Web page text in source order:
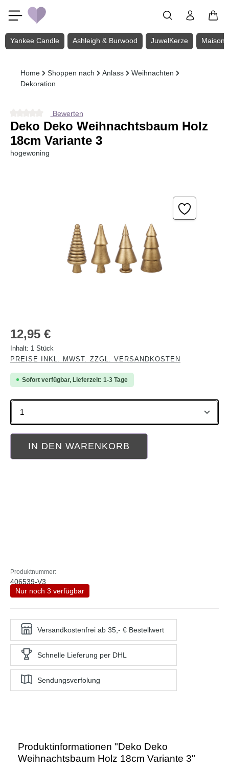
Zum Hauptinhalt springen
Yankee Candle Ashleigh & Burwood JuwelKerze Maison
Home Shoppen nach Anlass
Weihnachten
Dekoration
Durchschnittliche Bewertung von 0 von 5 Sternen
Bewerten
Deko Deko Weihnachtsbaum Holz
18cm Variante 3
hogewoning
Regulärer Preis:
12,95 €
Inhalt: 1 Stück
PREISE INKL. MWST. ZZGL. VERSANDKOSTEN
Sofort verfügbar, Lieferzeit: 1-3 Tage
Produkt Anzahl: Gib den gewünschten Wert ein
IN DEN WARENKORB
Produktnummer:
406539-V3
Nur noch 3 verfügbar
Versandkostenfrei ab 35,- € Bestellwert
Schnelle Lieferung per DHL
Sendungsverfolung
Produktinformationen "Deko Deko
Weihnachtsbaum Holz 18cm Variante 3"